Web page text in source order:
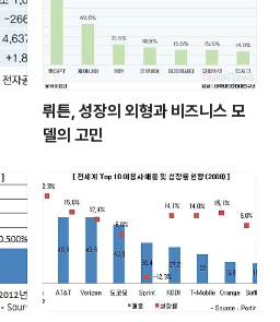
뤼튼, 성장의 외형과 비즈니스 모
델의 고민